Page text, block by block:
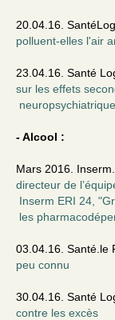
20.04.16. SantéLog.
polluent-elles l'air
23.04.16. Santé
sur les effets
- Alcool :
Mars 2016. Inserm.
directeur de
Inserm ERI 24,
les
03.04.16. Santé.le
peu connu
30.04.16. Santé
contre les excès